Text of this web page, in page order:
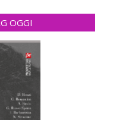
OGGI